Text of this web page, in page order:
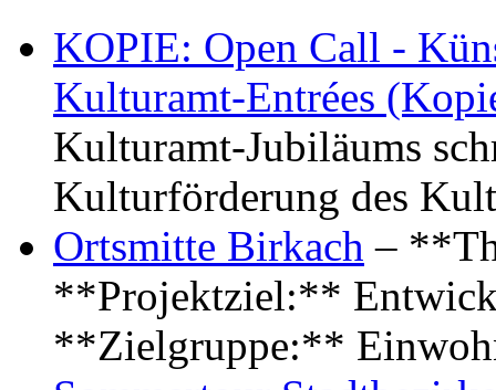
KOPIE: Open Call -
Kulturamt-Entrées
Kulturamt-Jubiläums
Kulturförderung des
Ortsmitte Birkach –
**Projektziel:**
**Zielgruppe:**